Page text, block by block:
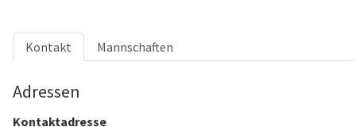
Kontakt Mannschaften
Adressen
Kontaktadresse